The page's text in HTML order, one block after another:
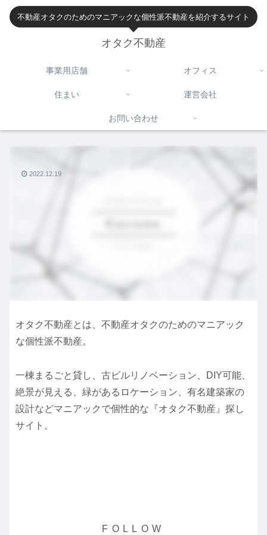
不動産オタクのためのマニアックな個性派不動産を紹介するサイト
オタク不動産
事業用店舗 オフィス
住まい 運営会社
お問い合わせ
2022.12.19
オタク不動産とは、不動産オタクのためのマニアック
な個性派不動産。
一棟まるごと貸し、古ビルリノベーション、DIY可能、
絶景が見える、緑があるロケーション、有名建築家の
設計などマニアックで個性的な『オタク不動産』探し
サイト。